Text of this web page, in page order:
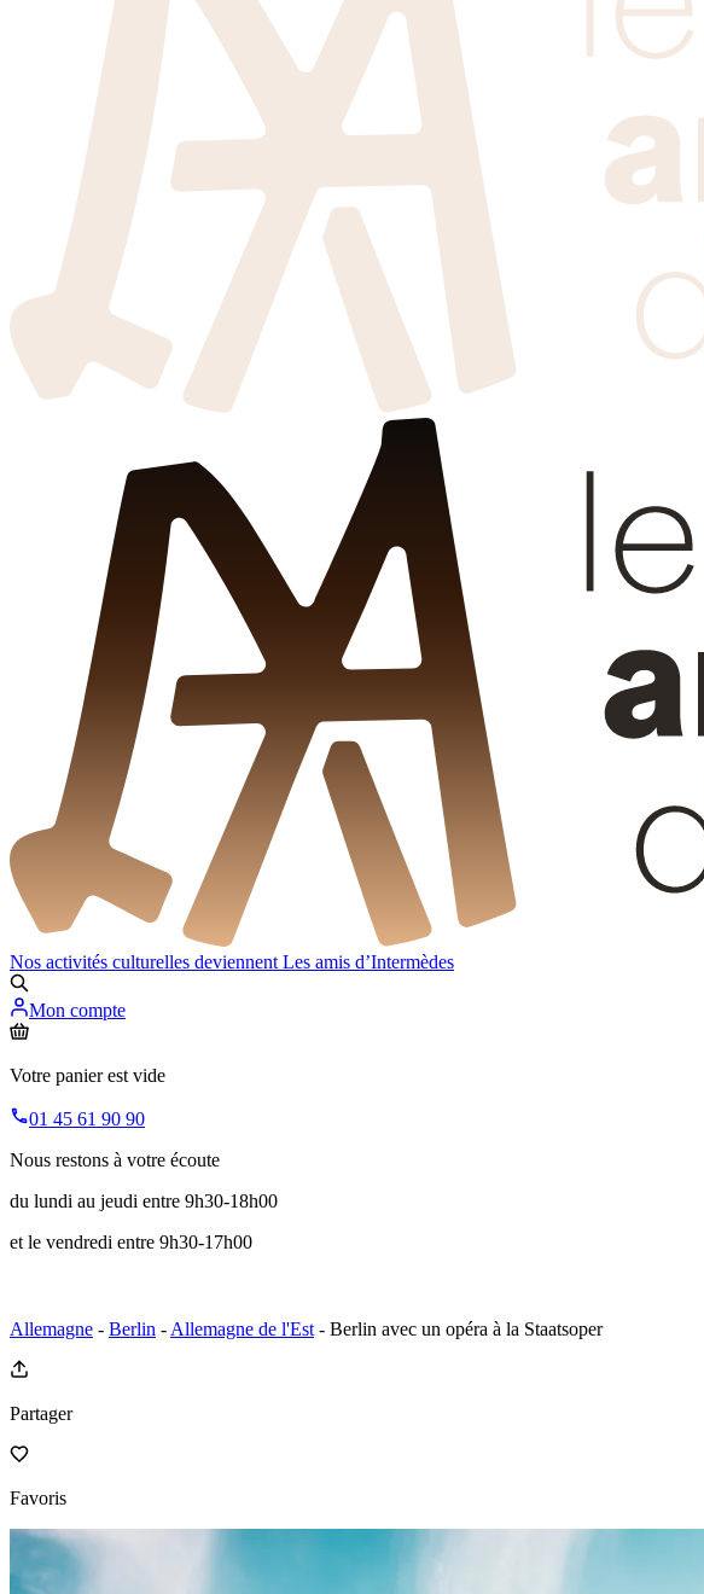
Nos activités culturelles deviennent Les amis d’Intermèdes
Mon compte
Votre panier est vide
01 45 61 90 90
Nous restons à votre écoute
du lundi au jeudi entre 9h30-18h00
et le vendredi entre 9h30-17h00
Allemagne - Berlin - Allemagne de l'Est - Berlin avec un opéra à la Staatsoper
Partager
Favoris